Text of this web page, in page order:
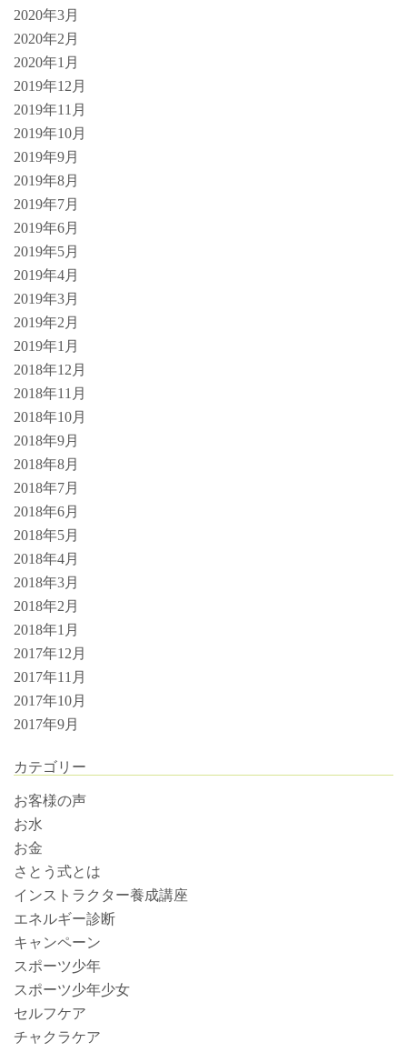
2020年3月
2020年2月
2020年1月
2019年12月
2019年11月
2019年10月
2019年9月
2019年8月
2019年7月
2019年6月
2019年5月
2019年4月
2019年3月
2019年2月
2019年1月
2018年12月
2018年11月
2018年10月
2018年9月
2018年8月
2018年7月
2018年6月
2018年5月
2018年4月
2018年3月
2018年2月
2018年1月
2017年12月
2017年11月
2017年10月
2017年9月
カテゴリー
お客様の声
お水
お金
さとう式とは
インストラクター養成講座
エネルギー診断
キャンペーン
スポーツ少年
スポーツ少年少女
セルフケア
チャクラケア